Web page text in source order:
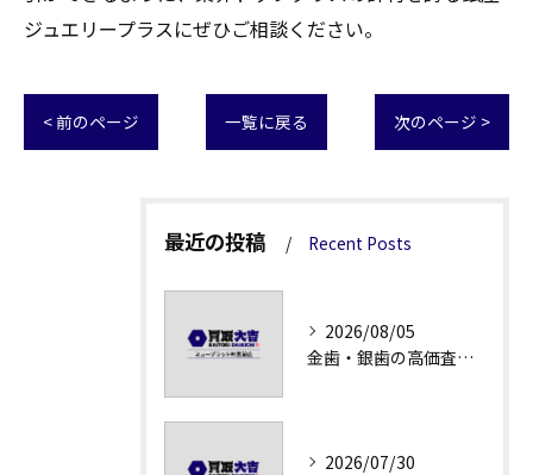
ジュエリープラスにぜひご相談ください。
< 前のページ 一覧に戻る 次のページ >
最近の投稿 Recent Posts
2026/08/05
金歯・銀歯の高価査定法徹底解説
2026/07/30